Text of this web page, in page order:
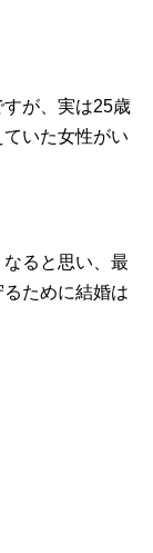
が、実は25歳
いた女性がい
ると思い、最
ために結婚は